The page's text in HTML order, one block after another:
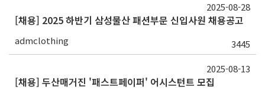
[채용] 2025 하반기 삼성물산 패션부문 신입사원 채용공고
admclothing 3445
2025-08-28
[채용] 두산매거진 '패스트페이퍼' 어시스턴트 모집
2025-08-13